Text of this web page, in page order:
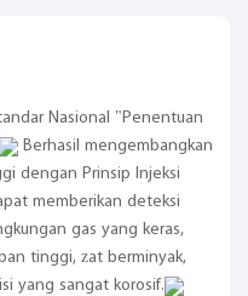
Nasional "Penentuan
Berhasil mengembangkan
dengan Prinsip Injeksi
memberikan deteksi
gas yang keras,
tinggi, zat berminyak,
yang sangat korosif.